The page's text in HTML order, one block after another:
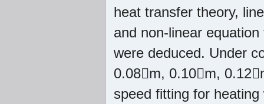
heat transfer theory,
and non-linear
were deduced. Under
0.08m, 0.10m,
speed fitting for